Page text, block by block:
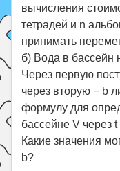
вычисления
тетрадей и n
принимать
б) Вода в бассейн
Через первую
через вторую − b
формулу для
бассейне V через
Какие значения
b?